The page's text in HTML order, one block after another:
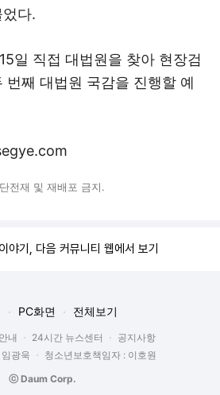
다.
일 직접 대법원을 찾아 현장검
번째 대법원 국감을 진행할 예
전재 및 재배포 금지.
야기, 다음 커뮤니티 웹에서 보기
PC화면 전체보기
내 24시간 뉴스센터
공지사항
광욱
청소년보호책임자 : 이호원
ⓒ Daum Corp.